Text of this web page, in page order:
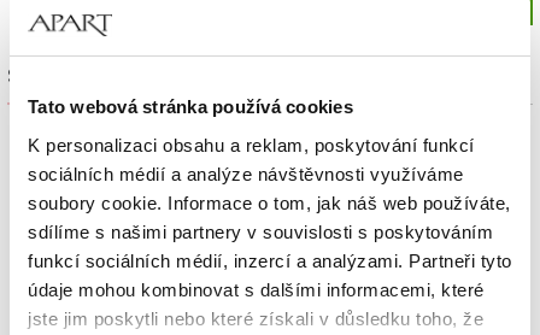
Tato webová stránka používá cookies
K personalizaci obsahu a reklam, poskytování funkcí
sociálních médií a analýze návštěvnosti využíváme
soubory cookie. Informace o tom, jak náš web používáte,
sdílíme s našimi partnery v souvislosti s poskytováním
funkcí sociálních médií, inzercí a analýzami. Partneři tyto
údaje mohou kombinovat s dalšími informacemi, které
jste jim poskytli nebo které získali v důsledku toho, že
Sada výrobků